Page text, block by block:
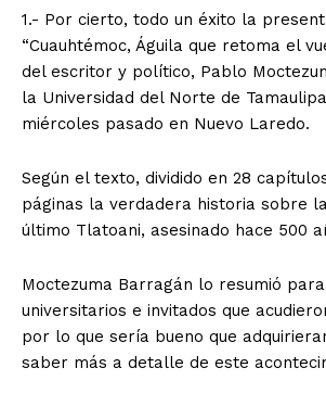
1.- Por cierto, todo un éxito la
“Cuauhtémoc, Águila que retoma el
del escritor y político, Pablo
la Universidad del Norte de
miércoles pasado en Nuevo Laredo.
Según el texto, dividido en 28
páginas la verdadera historia sobre
último Tlatoani, asesinado hace 500
Moctezuma Barragán lo resumió
universitarios e invitados que
por lo que sería bueno que
saber más a detalle de este